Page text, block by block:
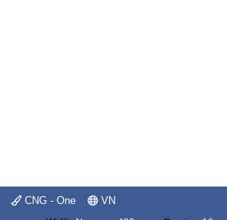
CNG - One VN